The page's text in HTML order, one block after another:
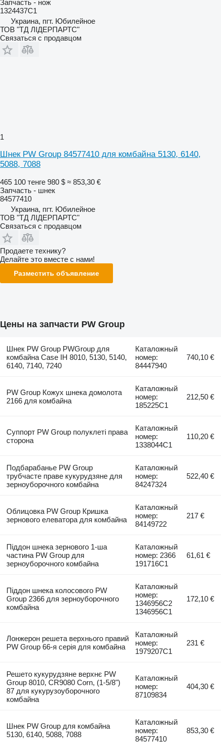
Запчасть - нож
1324437C1
Украина, пгт. Юбилейное
ТОВ "ТД ЛІДЕРПАРТС"
Связаться с продавцом
1
Шнек PW Group 84577410 для комбайна 5130, 6140,
5088, 7088
465 100 тенге 980 $ ≈ 853,30 €
Запчасть - шнек
84577410
Украина, пгт. Юбилейное
ТОВ "ТД ЛІДЕРПАРТС"
Связаться с продавцом
Продаете технику?
Делайте это вместе с нами!
Разместить объявление
Цены на запчасти PW Group
Шнек PW Group PWGroup для
комбайна Case IH 8010, 5130, 5140,
6140, 7140, 7240
Каталожный
номер:
84447940
740,10 €
PW Group Кожух шнека домолота
2166 для комбайна
Каталожный
номер:
185225C1
212,50 €
Суппорт PW Group полуклеті права
сторона
Каталожный
номер:
1338044C1
110,20 €
Подбарабанье PW Group
трубчасте праве кукурудзяне для
зерноуборочного комбайна
Каталожный
номер:
84247324
522,40 €
Облицовка PW Group Кришка
зернового елеватора для комбайна
Каталожный
номер:
84149722
217 €
Піддон шнека зернового 1-ша
частина PW Group для
зерноуборочного комбайна
Каталожный
номер: 2366
191716C1
61,61 €
Піддон шнека колосового PW
Group 2366 для зерноуборочного
комбайна
Каталожный
номер:
1346956C2
1346956C1
172,10 €
Лонжерон решета верхнього правий
PW Group 66-я серія для комбайна
Каталожный
номер:
1979207C1
231 €
Решето кукурудзяне верхнє PW
Group 8010, CR9080 Corn, (1-5/8")
87 для кукурузоуборочного
комбайна
Каталожный
номер:
87109834
404,30 €
Шнек PW Group для комбайна
5130, 6140, 5088, 7088
Каталожный
номер:
84577410
853,30 €